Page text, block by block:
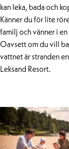
kan leka, bada och
Känner du för lite
familj och vänner i
Oavsett om du vill
vattnet är stranden
Leksand Resort.